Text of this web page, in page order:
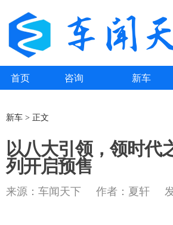
首页 咨询 新车
新车 > 正文
以八大引领，领时代
列开启预售
来源：车闻天下 作者：夏轩 发